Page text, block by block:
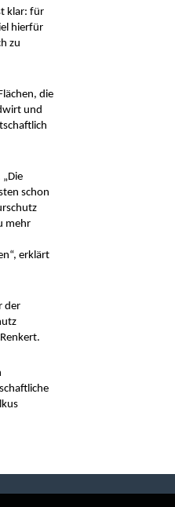
klar: für
hierfür
zu
die
und
schon
mehr
erklärt
der